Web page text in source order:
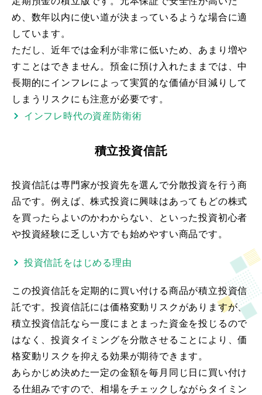
め、数年以内に使い道が決まっているような場合に適
しています。
ただし、近年では金利が非常に低いため、あまり増や
すことはできません。預金に預け入れたままでは、中
長期的にインフレによって実質的な価値が目減りして
しまうリスクにも注意が必要です。
インフレ時代の資産防衛術
積立投資信託
投資信託は専門家が投資先を選んで分散投資を行う商
品です。例えば、株式投資に興味はあってもどの株式
を買ったらよいのかわからない、といった投資初心者
や投資経験に乏しい方でも始めやすい商品です。
投資信託をはじめる理由
この投資信託を定期的に買い付ける商品が積立投資信
託です。投資信託には価格変動リスクがありますが、
積立投資信託なら一度にまとまった資金を投じるので
はなく、投資タイミングを分散させることにより、価
格変動リスクを抑える効果が期待できます。
あらかじめ決めた一定の金額を毎月同じ日に買い付け
る仕組みですので、相場をチェックしながらタイミン